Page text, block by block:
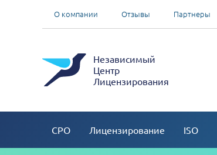
О компании Отзывы Партнеры
Независимый
Центр
Лицензирования
СРО Лицензирование ISO